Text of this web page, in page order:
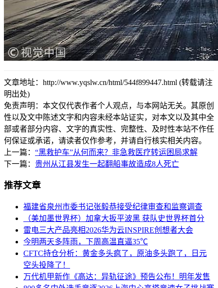
文章地址：http://www.yqslw.cn/html/544f899447.html (转载请注
明出处)
免责声明：本文仅代表作者个人观点，与本网站无关。其原创
性以及文中陈述文字和内容未经本站证实，对本文以及其中全
部或者部分内容、文字的真实性、完整性、及时性本站不作任
何保证或承诺，请读者仅作参考，并请自行核实相关内容。
上一篇： “黑救护车”从何而来？非急救医疗转运困局求解
下一篇： 贵州从江县发生一起翻船事故造成8人死亡
推荐文章
福建省泉州市委书记张毅恭接受纪律审查和监察调查
（美加墨世界杯）加拿大扳平波黑 获队史世界杯首分
雷电三大产品亮相2026华为云INSPIRE创想者大会
今明两天多阵雨，下周高温直逼35℃
CFTC持仓分析：黄金多头疯了，原油多头跑了，日元
空头投降了！
万代机甲新作《高达：异轨征途》预告公布！明年发售